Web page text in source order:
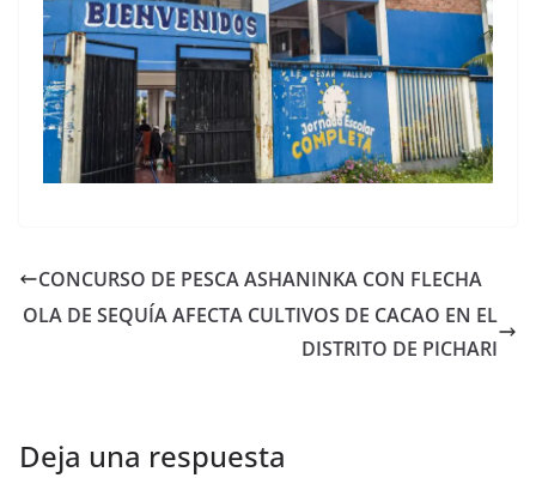
CONCURSO DE PESCA ASHANINKA CON FLECHA
OLA DE SEQUÍA AFECTA CULTIVOS DE CACAO EN EL
DISTRITO DE PICHARI
Deja una respuesta